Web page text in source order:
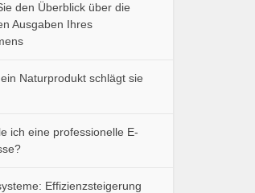
den Überblick über die
Ausgaben Ihres
Naturprodukt schlägt sie
ich eine professionelle E-
Effizienzsteigerung